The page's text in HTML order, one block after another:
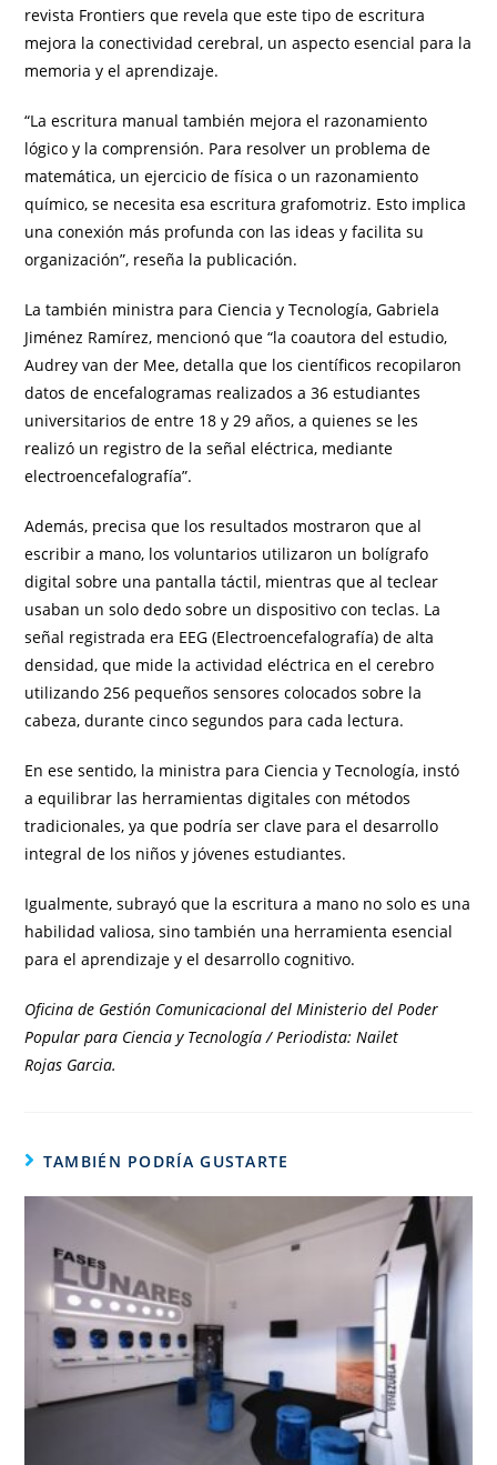
revista Frontiers que revela que este tipo de escritura
mejora la conectividad cerebral, un aspecto esencial para la
memoria y el aprendizaje.
“La escritura manual también mejora el razonamiento
lógico y la comprensión. Para resolver un problema de
matemática, un ejercicio de física o un razonamiento
químico, se necesita esa escritura grafomotriz. Esto implica
una conexión más profunda con las ideas y facilita su
organización”, reseña la publicación.
La también ministra para Ciencia y Tecnología, Gabriela
Jiménez Ramírez, mencionó que “la coautora del estudio,
Audrey van der Mee, detalla que los científicos recopilaron
datos de encefalogramas realizados a 36 estudiantes
universitarios de entre 18 y 29 años, a quienes se les
realizó un registro de la señal eléctrica, mediante
electroencefalografía”.
Además, precisa que los resultados mostraron que al
escribir a mano, los voluntarios utilizaron un bolígrafo
digital sobre una pantalla táctil, mientras que al teclear
usaban un solo dedo sobre un dispositivo con teclas. La
señal registrada era EEG (Electroencefalografía) de alta
densidad, que mide la actividad eléctrica en el cerebro
utilizando 256 pequeños sensores colocados sobre la
cabeza, durante cinco segundos para cada lectura.
En ese sentido, la ministra para Ciencia y Tecnología, instó
a equilibrar las herramientas digitales con métodos
tradicionales, ya que podría ser clave para el desarrollo
integral de los niños y jóvenes estudiantes.
Igualmente, subrayó que la escritura a mano no solo es una
habilidad valiosa, sino también una herramienta esencial
para el aprendizaje y el desarrollo cognitivo.
Oficina de Gestión Comunicacional del Ministerio del Poder
Popular para Ciencia y Tecnología / Periodista: Nailet
Rojas Garcia.
TAMBIÉN PODRÍA GUSTARTE